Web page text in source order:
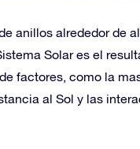
anillos alrededor de
Solar es el
factores, como la
al Sol y las